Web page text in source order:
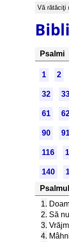
Vă rătăciţi
Psalmi
1 2
32
61
90
116
140
1.
2. Să
3.
4.